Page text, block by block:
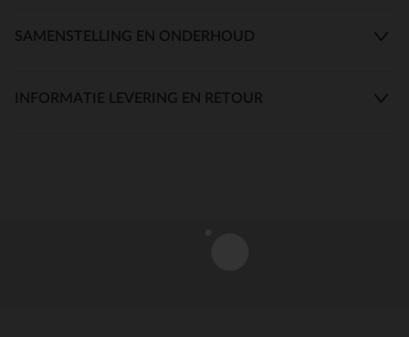
SAMENSTELLING EN ONDERHOUD
INFORMATIE LEVERING EN RETOUR